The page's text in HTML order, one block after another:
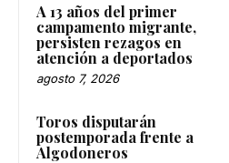
A 13 años del primer
campamento migrante,
persisten rezagos en
atención a deportados
agosto 7, 2026
Toros disputarán
postemporada frente a
Algodoneros